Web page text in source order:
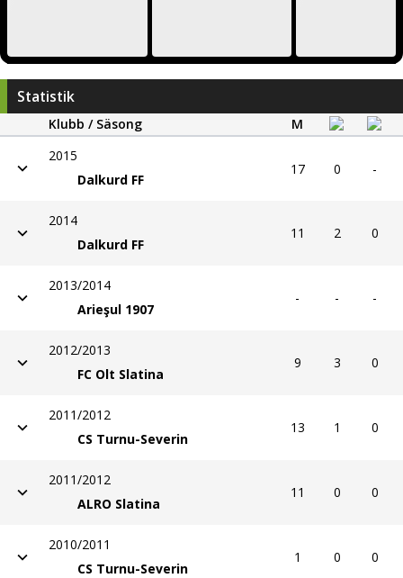
Statistik
Klubb / Säsong
M
2015
Dalkurd FF
17 0 -
2014
Dalkurd FF
11 2 0
2013/2014
Arieşul 1907
- - -
2012/2013
FC Olt Slatina
9 3 0
2011/2012
CS Turnu-Severin
13 1 0
2011/2012
ALRO Slatina
11 0 0
2010/2011
CS Turnu-Severin
1 0 0